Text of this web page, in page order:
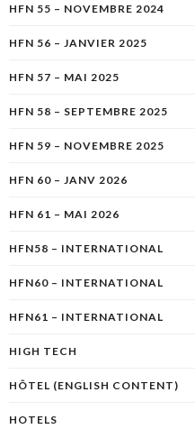
HFN 55 – NOVEMBRE 2024
HFN 56 – JANVIER 2025
HFN 57 – MAI 2025
HFN 58 – SEPTEMBRE 2025
HFN 59 – NOVEMBRE 2025
HFN 60 – JANV 2026
HFN 61 – MAI 2026
HFN58 – INTERNATIONAL
HFN60 – INTERNATIONAL
HFN61 – INTERNATIONAL
HIGH TECH
HÔTEL (ENGLISH CONTENT)
HOTELS